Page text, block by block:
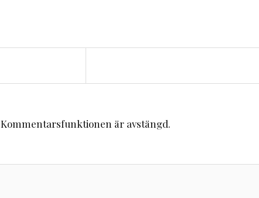
Kommentarsfunktionen är avstängd.